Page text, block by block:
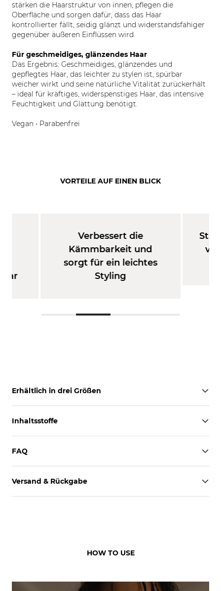
stärken die Haarstruktur von innen, pflegen die
Oberfläche und sorgen dafür, dass das Haar
kontrollierter fällt, seidig glänzt und widerstandsfähiger
gegenüber äußeren Einflüssen wird.
Für geschmeidiges, glänzendes Haar
Das Ergebnis: Geschmeidiges, glänzendes und
gepflegtes Haar, das leichter zu stylen ist, spürbar
weicher wirkt und seine natürliche Vitalität zurückerhält
– ideal für kräftiges, widerspenstiges Haar, das intensive
Feuchtigkeit und Glättung benötigt.
Vegan • Parabenfrei
VORTEILE AUF EINEN BLICK
Verbessert die
Kämmbarkeit und
sorgt für ein leichtes
Styling
Erhältlich in drei Größen
Inhaltsstoffe
FAQ
Versand & Rückgabe
HOW TO USE